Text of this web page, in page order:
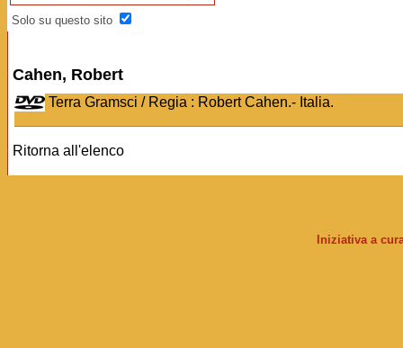
Solo su questo sito
Cahen, Robert
Terra Gramsci / Regia : Robert Cahen.- Italia.
Ritorna all'elenco
Iniziativa a